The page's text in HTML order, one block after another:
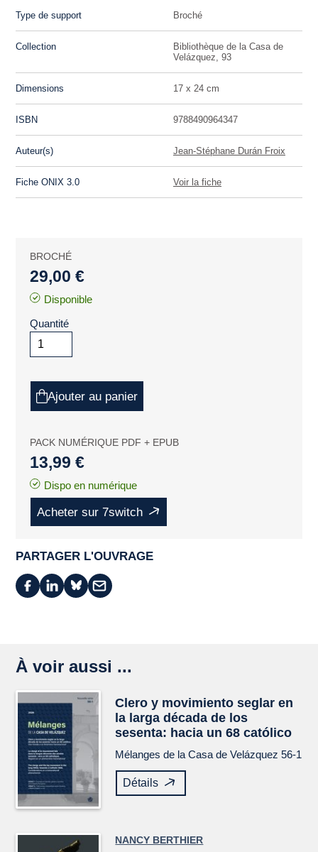
Type de support Broché
Collection
Bibliothèque de la Casa de
Velázquez, 93
Dimensions 17 x 24 cm
ISBN 9788490964347
Auteur(s) Jean-Stéphane Durán Froix
Fiche ONIX 3.0 Voir la fiche
BROCHÉ
29,00 €
Disponible
Quantité
Ajouter au panier
PACK NUMÉRIQUE PDF + EPUB
13,99 €
Dispo en numérique
Acheter sur 7switch
PARTAGER L'OUVRAGE
À voir aussi ...
Clero y movimiento seglar en
la larga década de los
sesenta: hacia un 68 católico
Mélanges de la Casa de Velázquez 56-1
Détails
NANCY BERTHIER